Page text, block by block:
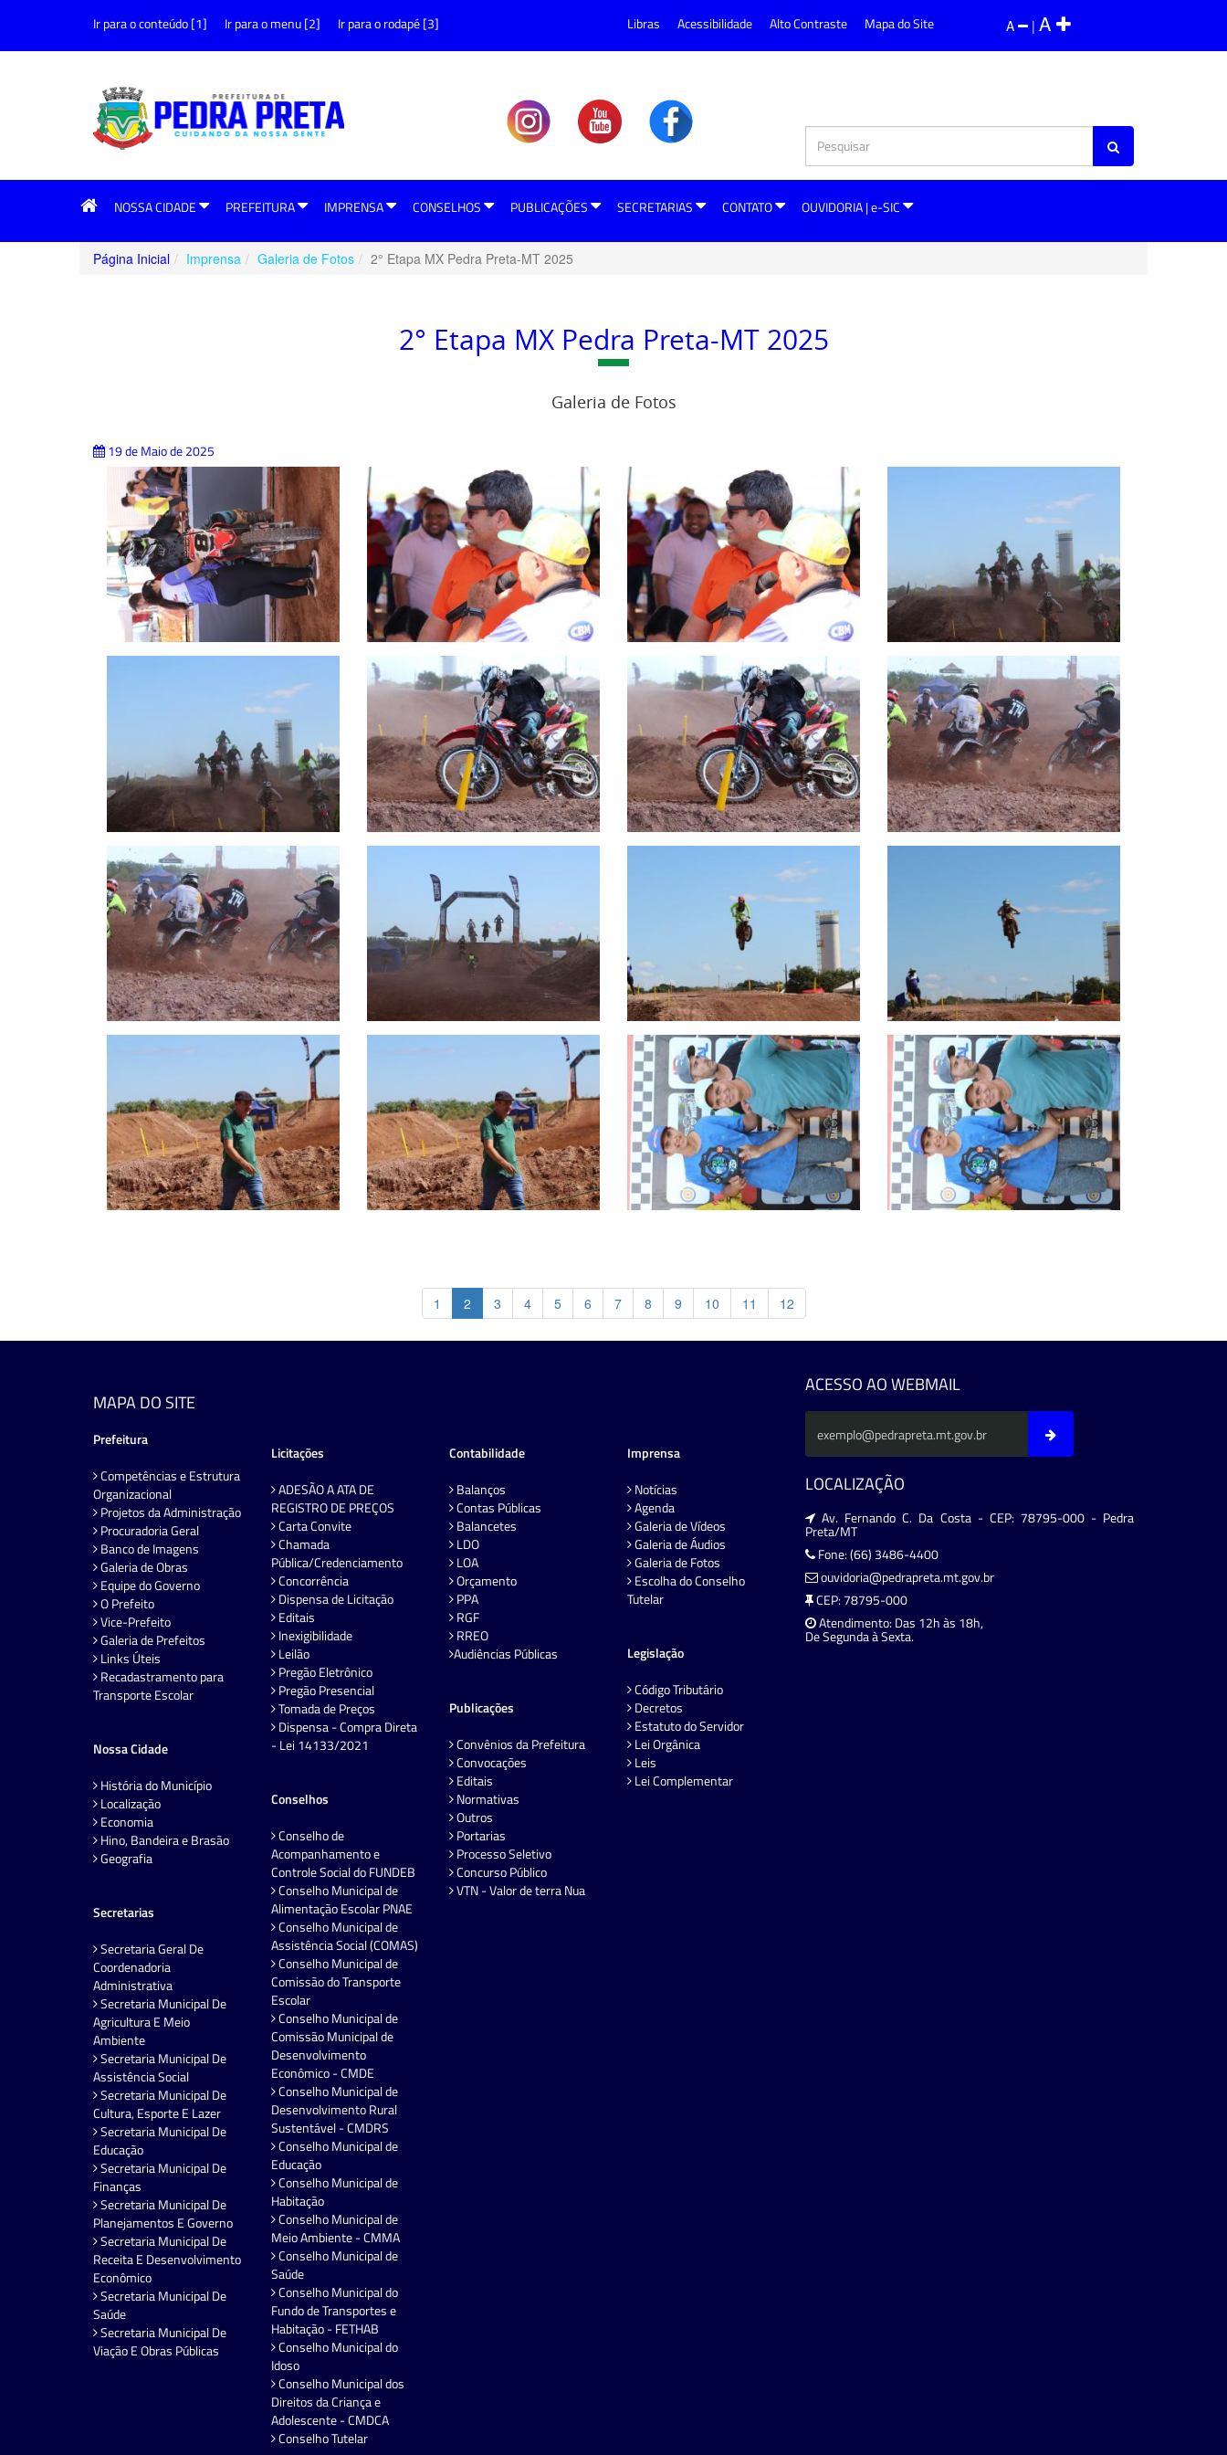
Ir para o conteúdo [1] Ir para o menu [2] Ir para o rodapé [3] A | A
Libras Acessibilidade Alto Contraste Mapa do Site
NOSSA CIDADE PREFEITURA IMPRENSA CONSELHOS PUBLICAÇÕES SECRETARIAS CONTATO OUVIDORIA | e-SIC
Página Inicial Imprensa Galeria de Fotos 2° Etapa MX Pedra Preta-MT 2025
2° Etapa MX Pedra Preta-MT 2025
Galeria de Fotos
19 de Maio de 2025
1 2 3 4 5 6 7 8 9 10 11 12
MAPA DO SITE
Prefeitura
Competências e Estrutura
Organizacional
Projetos da Administração
Procuradoria Geral
Banco de Imagens
Galeria de Obras
Equipe do Governo
O Prefeito
Vice-Prefeito
Galeria de Prefeitos
Links Úteis
Recadastramento para
Transporte Escolar
Nossa Cidade
História do Município
Localização
Economia
Hino, Bandeira e Brasão
Geografia
Secretarias
Secretaria Geral De
Coordenadoria
Administrativa
Secretaria Municipal De
Agricultura E Meio
Ambiente
Secretaria Municipal De
Assistência Social
Secretaria Municipal De
Cultura, Esporte E Lazer
Secretaria Municipal De
Educação
Secretaria Municipal De
Finanças
Secretaria Municipal De
Planejamentos E Governo
Secretaria Municipal De
Receita E Desenvolvimento
Econômico
Secretaria Municipal De
Saúde
Secretaria Municipal De
Viação E Obras Públicas
Licitações
ADESÃO A ATA DE
REGISTRO DE PREÇOS
Carta Convite
Chamada
Pública/Credenciamento
Concorrência
Dispensa de Licitação
Editais
Inexigibilidade
Leilão
Pregão Eletrônico
Pregão Presencial
Tomada de Preços
Dispensa - Compra Direta
- Lei 14133/2021
Conselhos
Conselho de
Acompanhamento e
Controle Social do FUNDEB
Conselho Municipal de
Alimentação Escolar PNAE
Conselho Municipal de
Assistência Social (COMAS)
Conselho Municipal de
Comissão do Transporte
Escolar
Conselho Municipal de
Comissão Municipal de
Desenvolvimento
Econômico - CMDE
Conselho Municipal de
Desenvolvimento Rural
Sustentável - CMDRS
Conselho Municipal de
Educação
Conselho Municipal de
Habitação
Conselho Municipal de
Meio Ambiente - CMMA
Conselho Municipal de
Saúde
Conselho Municipal do
Fundo de Transportes e
Habitação - FETHAB
Conselho Municipal do
Idoso
Conselho Municipal dos
Direitos da Criança e
Adolescente - CMDCA
Conselho Tutelar
Contabilidade
Balanços
Contas Públicas
Balancetes
LDO
LOA
Orçamento
PPA
RGF
RREO
Audiências Públicas
Publicações
Convênios da Prefeitura
Convocações
Editais
Normativas
Outros
Portarias
Processo Seletivo
Concurso Público
VTN - Valor de terra Nua
Imprensa
Notícias
Agenda
Galeria de Vídeos
Galeria de Áudios
Galeria de Fotos
Escolha do Conselho
Tutelar
Legislação
Código Tributário
Decretos
Estatuto do Servidor
Lei Orgânica
Leis
Lei Complementar
ACESSO AO WEBMAIL
LOCALIZAÇÃO
Av. Fernando C. Da Costa - CEP: 78795-000 - Pedra
Preta/MT
Fone: (66) 3486-4400
ouvidoria@pedrapreta.mt.gov.br
CEP: 78795-000
Atendimento: Das 12h às 18h,
De Segunda à Sexta.